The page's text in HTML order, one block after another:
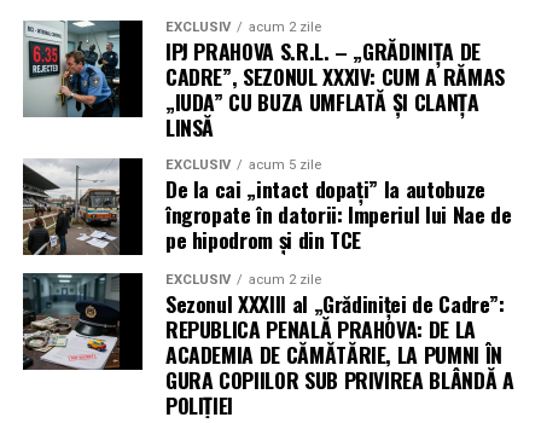
EXCLUSIV acum 2 zile
IPJ PRAHOVA S.R.L. – „GRĂDINIȚA DE
CADRE”, SEZONUL XXXIV: CUM A RĂMAS
„IUDA” CU BUZA UMFLATĂ ȘI CLANȚA
LINSĂ
EXCLUSIV acum 5 zile
De la cai „intact dopați” la autobuze
îngropate în datorii: Imperiul lui Nae de
pe hipodrom și din TCE
EXCLUSIV acum 2 zile
Sezonul XXXIII al „Grădiniței de Cadre”:
REPUBLICA PENALĂ PRAHOVA: DE LA
ACADEMIA DE CĂMĂTĂRIE, LA PUMNI ÎN
GURA COPIILOR SUB PRIVIREA BLÂNDĂ A
POLIȚIEI